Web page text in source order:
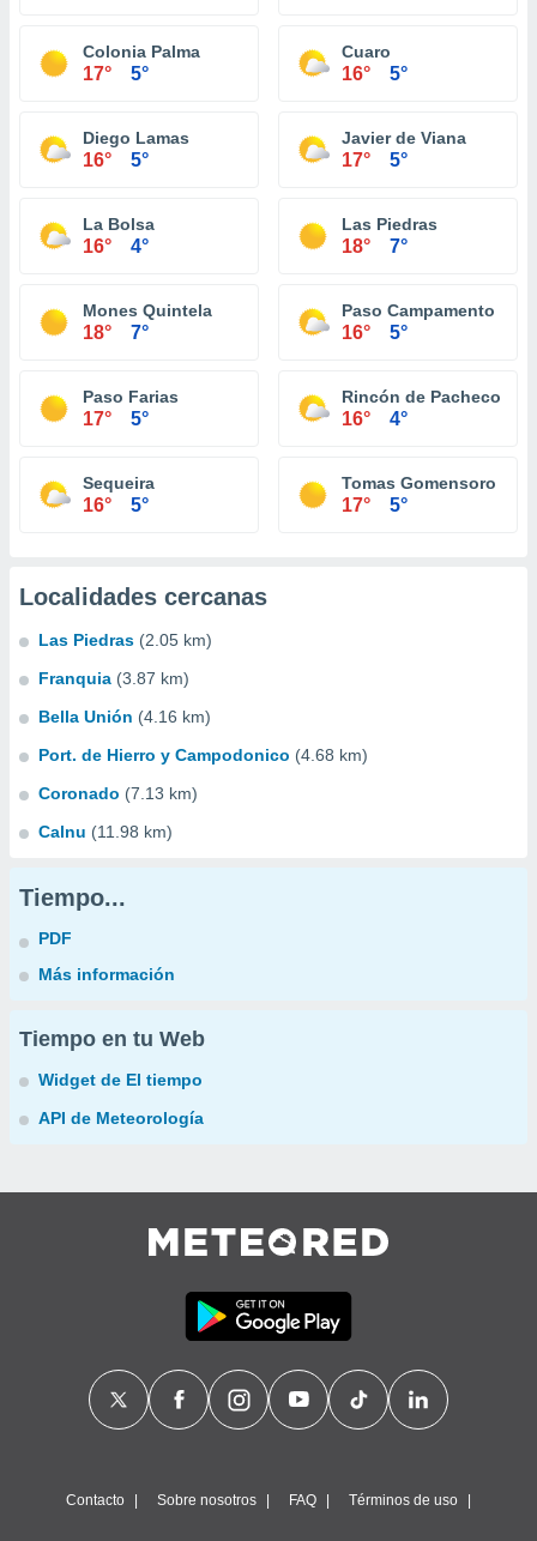
Colonia Palma
17° 5°
Cuaro
16° 5°
Diego Lamas
16° 5°
Javier de Viana
17° 5°
La Bolsa
16° 4°
Las Piedras
18° 7°
Mones Quintela
18° 7°
Paso Campamento
16° 5°
Paso Farias
17° 5°
Rincón de Pacheco
16° 4°
Sequeira
16° 5°
Tomas Gomensoro
17° 5°
Localidades cercanas
Las Piedras (2.05 km)
Franquia (3.87 km)
Bella Unión (4.16 km)
Port. de Hierro y Campodonico (4.68 km)
Coronado (7.13 km)
Calnu (11.98 km)
Tiempo...
PDF
Más información
Tiempo en tu Web
Widget de El tiempo
API de Meteorología
Contacto Sobre nosotros FAQ Términos de uso